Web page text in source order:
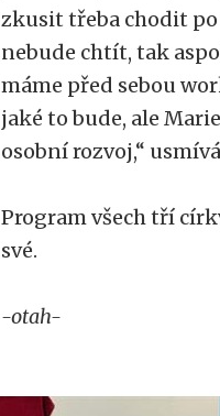
zkusit třeba chodit
nebude chtít, tak
máme před sebou
jaké to bude, ale
osobní rozvoj,“
Program všech tří
své.
-otah-